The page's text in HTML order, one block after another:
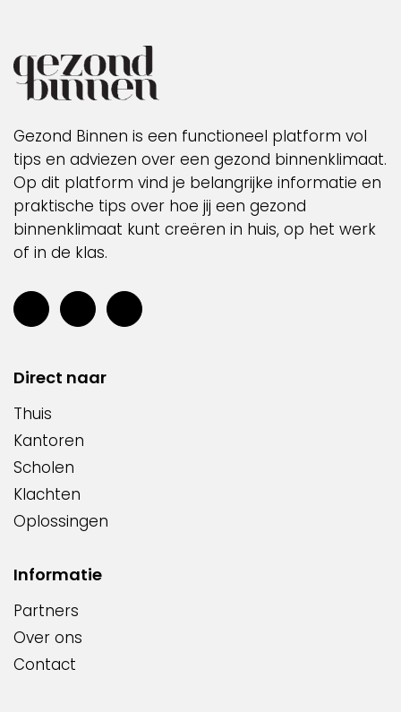
Gezond Binnen is een functioneel platform vol
tips en adviezen over een gezond binnenklimaat.
Op dit platform vind je belangrijke informatie en
praktische tips over hoe jij een gezond
binnenklimaat kunt creëren in huis, op het werk
of in de klas.
Direct naar
Thuis
Kantoren
Scholen
Klachten
Oplossingen
Informatie
Partners
Over ons
Contact